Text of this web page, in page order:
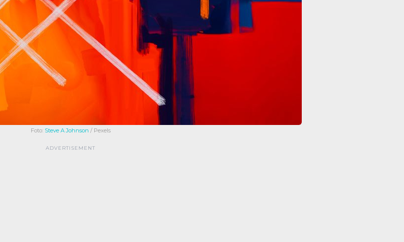
Foto: Steve A Johnson / Pexels